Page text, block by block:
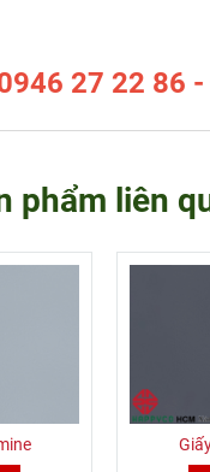
27 22 86
phẩm liên